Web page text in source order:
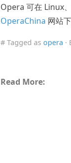
Opera 可在 Linux
OperaChina 网站下
# Tagged as opera ·
Read More: